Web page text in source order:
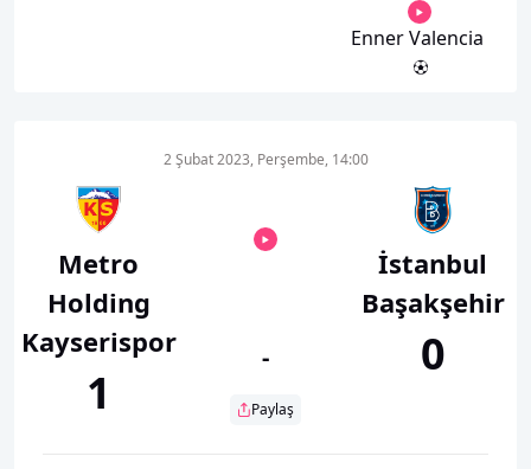
Enner Valencia
Metro
Holding
Kayserispor
1
2 Şubat 2023, Perşembe, 14:00
-
Paylaş
İstanbul
Başakşehir
0